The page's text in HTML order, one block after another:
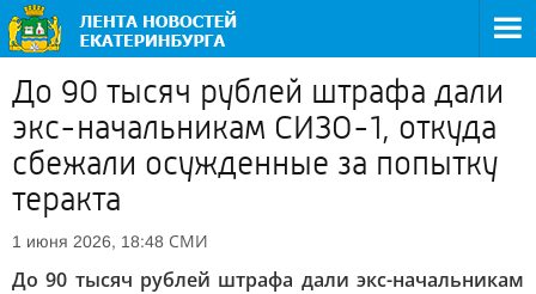
До 90 тысяч рублей штрафа дали
экс-начальникам СИЗО-1, откуда
сбежали осужденные за попытку
теракта
1 июня 2026, 18:48 СМИ
До 90 тысяч рублей штрафа дали экс-начальникам